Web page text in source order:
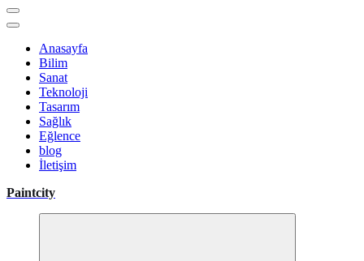
Anasayfa
Bilim
Sanat
Teknoloji
Tasarım
Sağlık
Eğlence
blog
İletişim
Paintcity